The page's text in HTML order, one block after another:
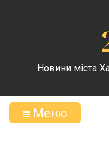
Новини міста
Меню